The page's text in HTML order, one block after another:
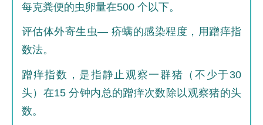
每克粪便的虫卵量在500 个以下。
评估体外寄生虫— 疥螨的感染程度，用蹭痒指
数法。
蹭痒指数，是指静止观察一群猪（不少于30
头）在15 分钟内总的蹭痒次数除以观察猪的头
数。